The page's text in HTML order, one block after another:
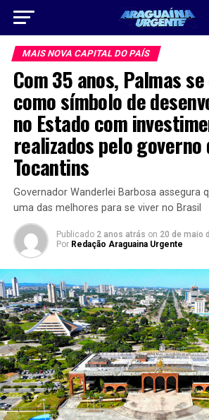
MAIS NOVA CAPITAL DO PAÍS
Com 35 anos, Palmas
como símbolo de
no Estado com
realizados pelo governo
Tocantins
Governador Wanderlei Barbosa assegura
uma das melhores para se viver no Brasil
Publicado 2 anos atrás on 20 de maio
Por Redação Araguaina Urgente